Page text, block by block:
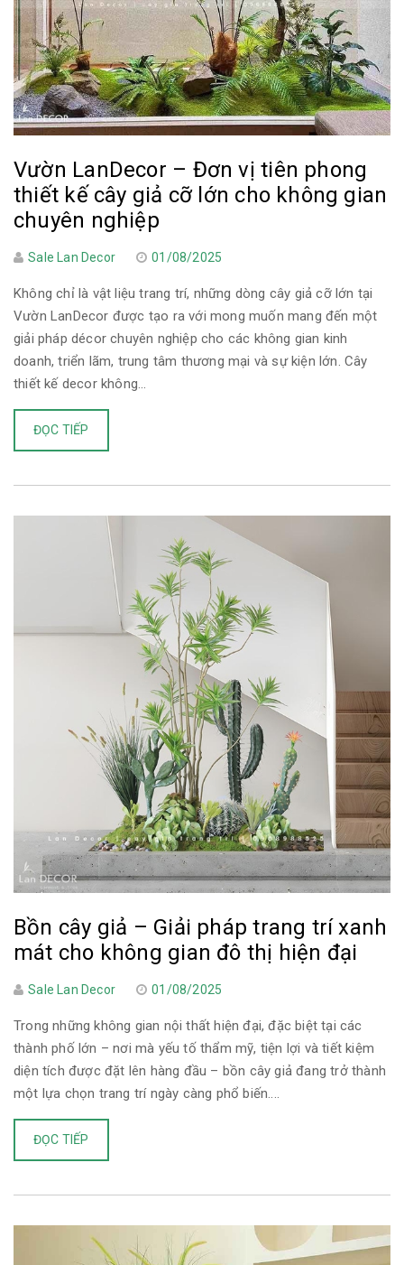
Vườn LanDecor – Đơn vị tiên phong
thiết kế cây giả cỡ lớn cho không gian
chuyên nghiệp
Sale Lan Decor 01/08/2025
Không chỉ là vật liệu trang trí, những dòng cây giả cỡ lớn tại
Vườn LanDecor được tạo ra với mong muốn mang đến một
giải pháp décor chuyên nghiệp cho các không gian kinh
doanh, triển lãm, trung tâm thương mại và sự kiện lớn. Cây
thiết kế decor không...
ĐỌC TIẾP
Bồn cây giả – Giải pháp trang trí xanh
mát cho không gian đô thị hiện đại
Sale Lan Decor 01/08/2025
Trong những không gian nội thất hiện đại, đặc biệt tại các
thành phố lớn – nơi mà yếu tố thẩm mỹ, tiện lợi và tiết kiệm
diện tích được đặt lên hàng đầu – bồn cây giả đang trở thành
một lựa chọn trang trí ngày càng phổ biến....
ĐỌC TIẾP